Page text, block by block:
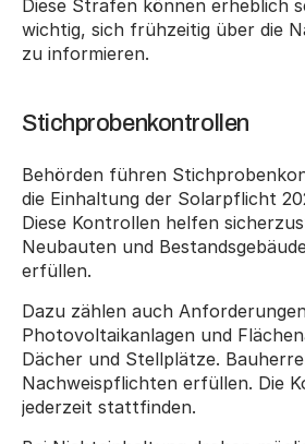
Diese Strafen können erheblich
wichtig, sich frühzeitig über die
zu informieren.
Stichprobenkontrollen
Behörden führen
die Einhaltung der Solarpflicht
Diese Kontrollen helfen
Neubauten und
erfüllen.
Dazu zählen auch
Photovoltaikanlagen und
Dächer und Stellplätze.
Nachweispflichten erfüllen. Die
jederzeit stattfinden.